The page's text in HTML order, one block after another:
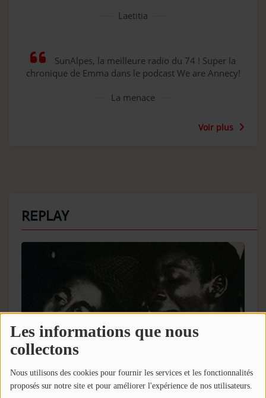
Les informations que nous
collectons
Nous utilisons des cookies pour fournir les services et les fonctionnalités
proposés sur notre site et pour améliorer l'expérience de nos utilisateurs.
Laetitia
SunAlpes, la meilleure radio du 74 ! Super la
chronique de Emma dans le podcast We are Annecy!
La menace
Voir plus
REPLAY